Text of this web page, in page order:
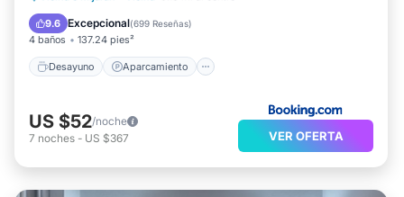
9.6 Excepcional(699 Reseñas)
4 baños 137.24 pies²
Desayuno Aparcamiento
Balcón/Terraza
US $52/noche
7 noches - US $367 VER OFERTA